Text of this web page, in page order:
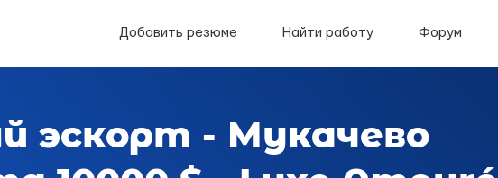
Добавить резюме Найти работу Форум
эскорт - Мукачево